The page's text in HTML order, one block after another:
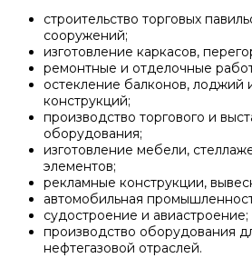
строительство торговых
сооружений;
изготовление каркасов,
ремонтные и отделочные
остекление балконов, лоджий
конструкций;
производство торгового и
оборудования;
изготовление мебели,
элементов;
рекламные конструкции,
автомобильная
судостроение и авиастроение;
производство оборудования
нефтегазовой отраслей.